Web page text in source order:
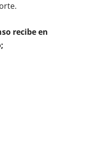
recibe en